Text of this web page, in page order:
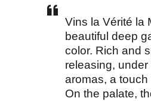
Vins la Vérité la
beautiful deep
color. Rich and
releasing, under
aromas, a touch
On the palate,